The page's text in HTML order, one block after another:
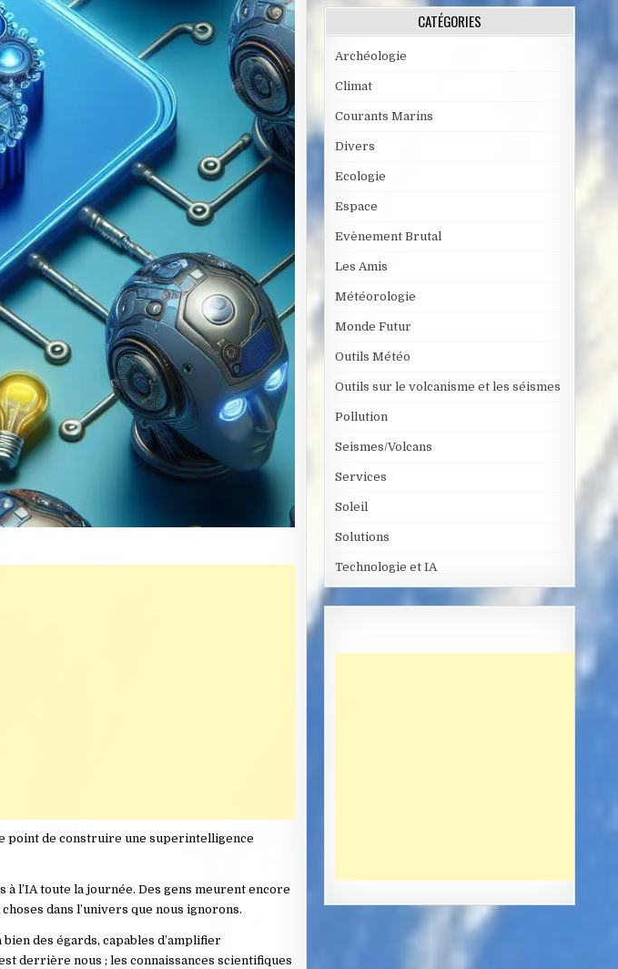
point de construire une superintelligence
l’IA toute la journée. Des gens meurent encore
dans l’univers que nous ignorons.
des égards, capables d’amplifier
derrière nous ; les connaissances scientifiques
CATÉGORIES
Archéologie
Climat
Courants Marins
Divers
Ecologie
Espace
Evènement Brutal
Les Amis
Météorologie
Monde Futur
Outils Météo
Outils sur le volcanisme et les séismes
Pollution
Seismes/Volcans
Services
Soleil
Solutions
Technologie et IA